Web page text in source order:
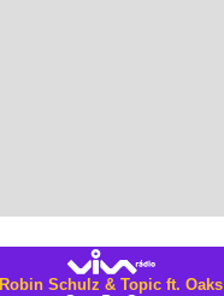
Robin Schulz & Topic ft. Oaks